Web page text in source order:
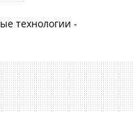
технологии -